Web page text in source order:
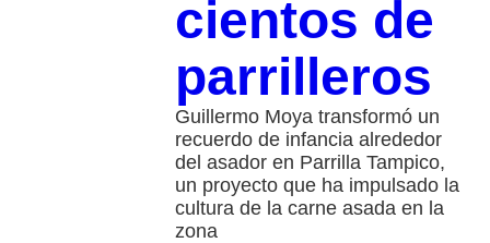
cientos de
parrilleros
Guillermo Moya transformó un
recuerdo de infancia alrededor
del asador en Parrilla Tampico,
un proyecto que ha impulsado la
cultura de la carne asada en la
zona